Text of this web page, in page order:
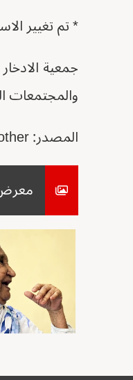
* تم تغيير
جمعية
والمجتمعات
المصدر: https://www.care.org/news-and-stories/news/fatima-110-year-old-financial-mother/